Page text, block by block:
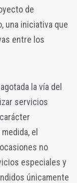
de
una iniciativa que
entre los
la vía del
servicios
el
no
especiales y
únicamente